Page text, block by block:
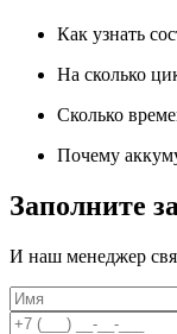
Как узнать
На сколько
Сколько
Почему
Заполните
И наш менеджер